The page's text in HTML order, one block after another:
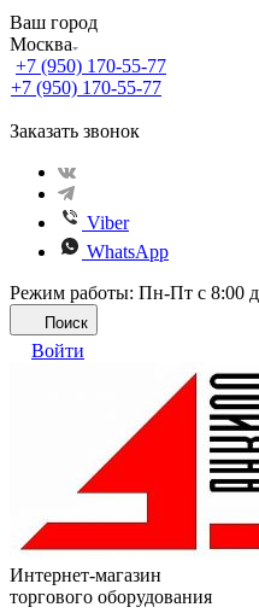
Ваш город
Москва
+7 (950) 170-55-77
+7 (950) 170-55-77
Заказать звонок
Viber
WhatsApp
Режим работы: Пн-Пт с 8:00
Поиск
Войти
Интернет-магазин
торгового оборудования